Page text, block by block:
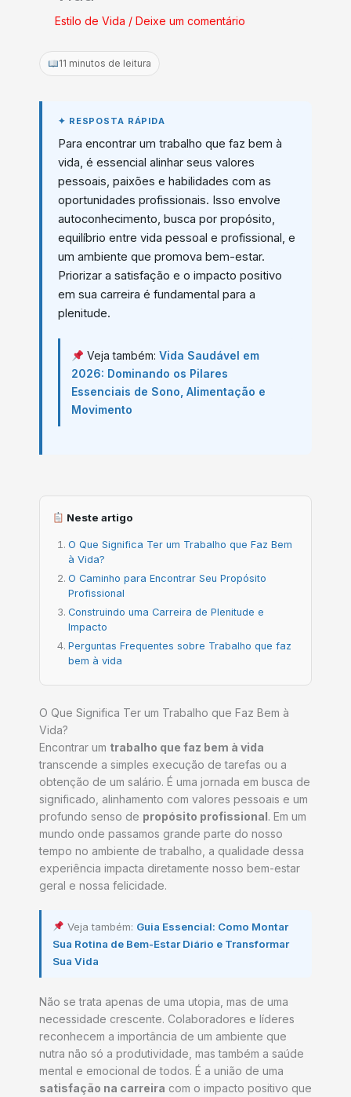
Estilo de Vida / Deixe um comentário
11 minutos de leitura
Para encontrar um trabalho que faz bem à
vida, é essencial alinhar seus valores
pessoais, paixões e habilidades com as
oportunidades profissionais. Isso envolve
autoconhecimento, busca por propósito,
equilíbrio entre vida pessoal e profissional, e
um ambiente que promova bem-estar.
Priorizar a satisfação e o impacto positivo
em sua carreira é fundamental para a
plenitude.
Veja também: Vida Saudável em
2026: Dominando os Pilares
Essenciais de Sono, Alimentação e
Movimento
Neste artigo
O Que Significa Ter um Trabalho que Faz Bem
à Vida?
O Caminho para Encontrar Seu Propósito
Profissional
Construindo uma Carreira de Plenitude e
Impacto
Perguntas Frequentes sobre Trabalho que faz
bem à vida
O Que Significa Ter um Trabalho que Faz Bem à
Vida?
Encontrar um trabalho que faz bem à vida
transcende a simples execução de tarefas ou a
obtenção de um salário. É uma jornada em busca de
significado, alinhamento com valores pessoais e um
profundo senso de propósito profissional. Em um
mundo onde passamos grande parte do nosso
tempo no ambiente de trabalho, a qualidade dessa
experiência impacta diretamente nosso bem-estar
geral e nossa felicidade.
Veja também: Guia Essencial: Como Montar
Sua Rotina de Bem-Estar Diário e Transformar
Sua Vida
Não se trata apenas de uma utopia, mas de uma
necessidade crescente. Colaboradores e líderes
reconhecem a importância de um ambiente que
nutra não só a produtividade, mas também a saúde
mental e emocional de todos. É a união de uma
satisfação na carreira com o impacto positivo que